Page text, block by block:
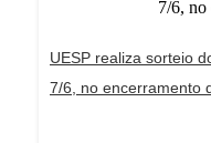
UESP realiza sorteio
7/6, no encerramento